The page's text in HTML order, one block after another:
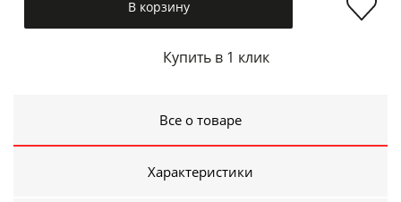
В корзину
Купить в 1 клик
Все о товаре
Характеристики